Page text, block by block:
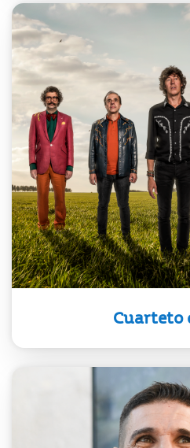
En 1995 se
más popular de
consolidación
sus cinco discos
los Premios
Cuarteto